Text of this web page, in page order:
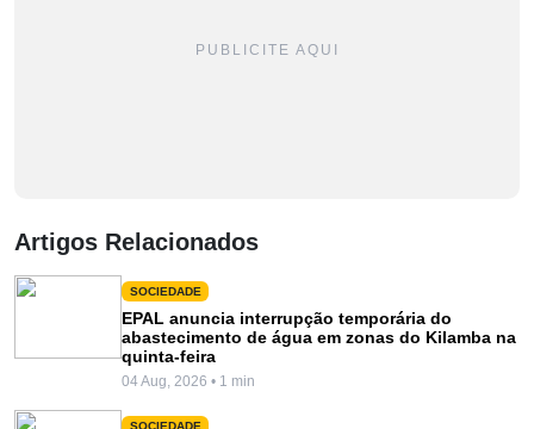
PUBLICITE AQUI
Artigos Relacionados
SOCIEDADE
EPAL anuncia interrupção temporária do
abastecimento de água em zonas do Kilamba na
quinta-feira
04 Aug, 2026 • 1 min
SOCIEDADE